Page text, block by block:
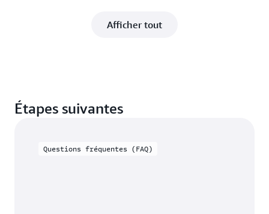
Afficher tout
Étapes suivantes
Questions fréquentes (FAQ)